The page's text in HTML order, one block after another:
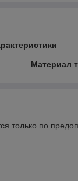
Материал
только по